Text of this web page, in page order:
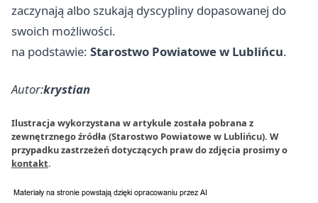
zaczynają albo szukają dyscypliny dopasowanej do
swoich możliwości.
na podstawie: Starostwo Powiatowe w Lublińcu.
Autor:krystian
Ilustracja wykorzystana w artykule została pobrana z
zewnętrznego źródła (Starostwo Powiatowe w Lublińcu). W
przypadku zastrzeżeń dotyczących praw do zdjęcia prosimy o
kontakt.